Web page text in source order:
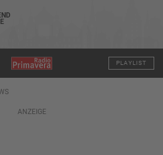
PLAYLIST
ANZEIGE